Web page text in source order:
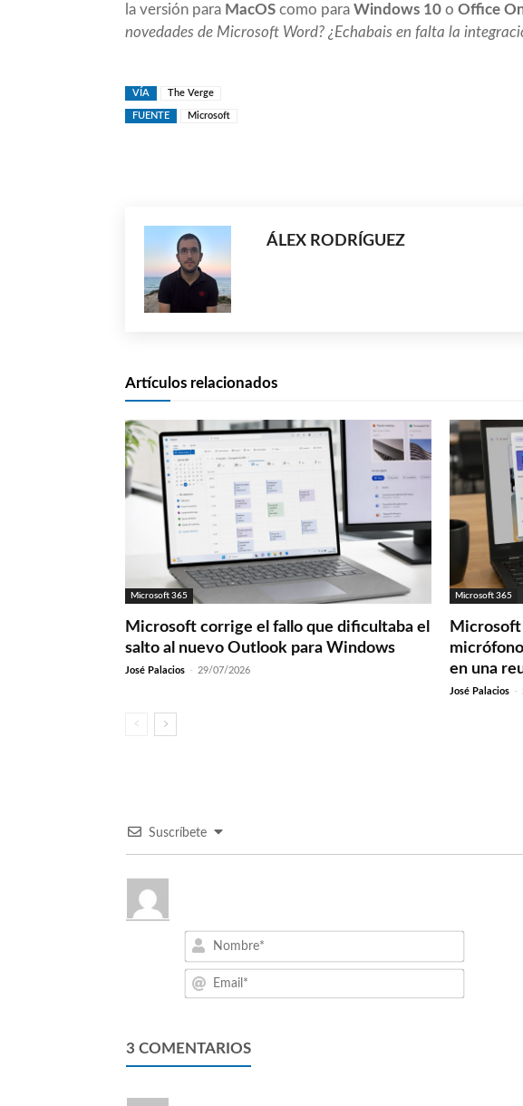
la versión para MacOS como para Windows 10 o Office
novedades de Microsoft Word? ¿Echabais en falta la
VÍA The Verge
FUENTE Microsoft
ÁLEX RODRÍGUEZ
Artículos relacionados
Microsoft 365
Microsoft corrige el fallo que dificultaba el
salto al nuevo Outlook para Windows
José Palacios - 29/07/2026
Microsoft 365
Microsoft
en una
José Palacios -
Suscríbete
3 COMENTARIOS